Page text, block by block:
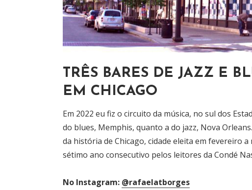
TRÊS BARES DE JAZZ E
EM CHICAGO
Em 2022 eu fiz o circuito da música, no sul dos
do blues, Memphis, quanto a do jazz, Nova
da história de Chicago, cidade eleita em fevereiro
sétimo ano consecutivo pelos leitores da Condé
No Instagram: @rafaelatborges